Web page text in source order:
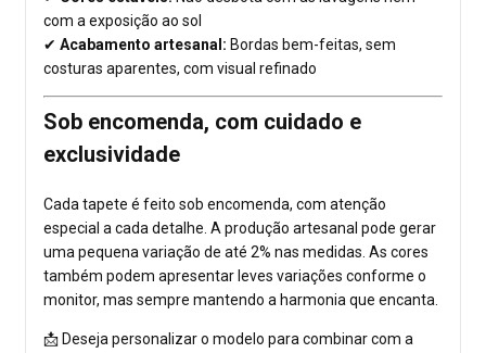
com a exposição ao sol
✔ Acabamento artesanal: Bordas bem-feitas, sem
costuras aparentes, com visual refinado
Sob encomenda, com cuidado e
exclusividade
Cada tapete é feito sob encomenda, com atenção
especial a cada detalhe. A produção artesanal pode gerar
uma pequena variação de até 2% nas medidas. As cores
também podem apresentar leves variações conforme o
monitor, mas sempre mantendo a harmonia que encanta.
📩 Deseja personalizar o modelo para combinar com a